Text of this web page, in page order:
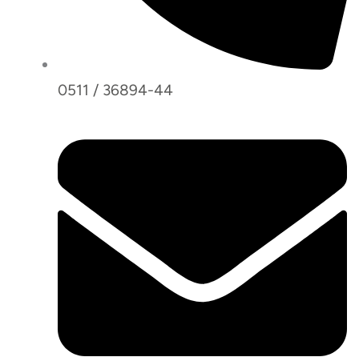
0511 / 36894-44